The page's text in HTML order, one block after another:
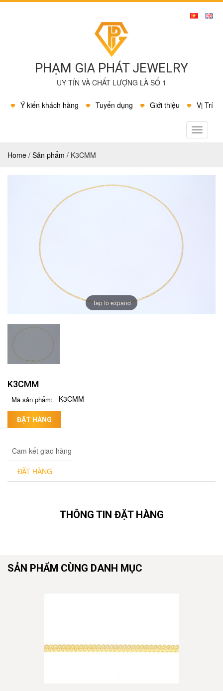
PHẠM GIA PHÁT JEWELRY
UY TÍN VÀ CHẤT LƯỢNG LÀ SỐ 1
Ý kiến khách hàng Tuyển dụng Giới thiệu Vị Trí
MENU
Home / Sản phẩm / K3CMM
Tap to expand
K3CMM
Mã sản phẩm: K3CMM
ĐẶT HÀNG
Cam kết giao hàng
ĐẶT HÀNG
THÔNG TIN ĐẶT HÀNG
SẢN PHẨM CÙNG DANH MỤC